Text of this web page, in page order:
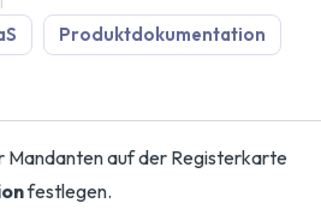
Produktdokumentation
Mandanten auf der Registerkarte
festlegen.